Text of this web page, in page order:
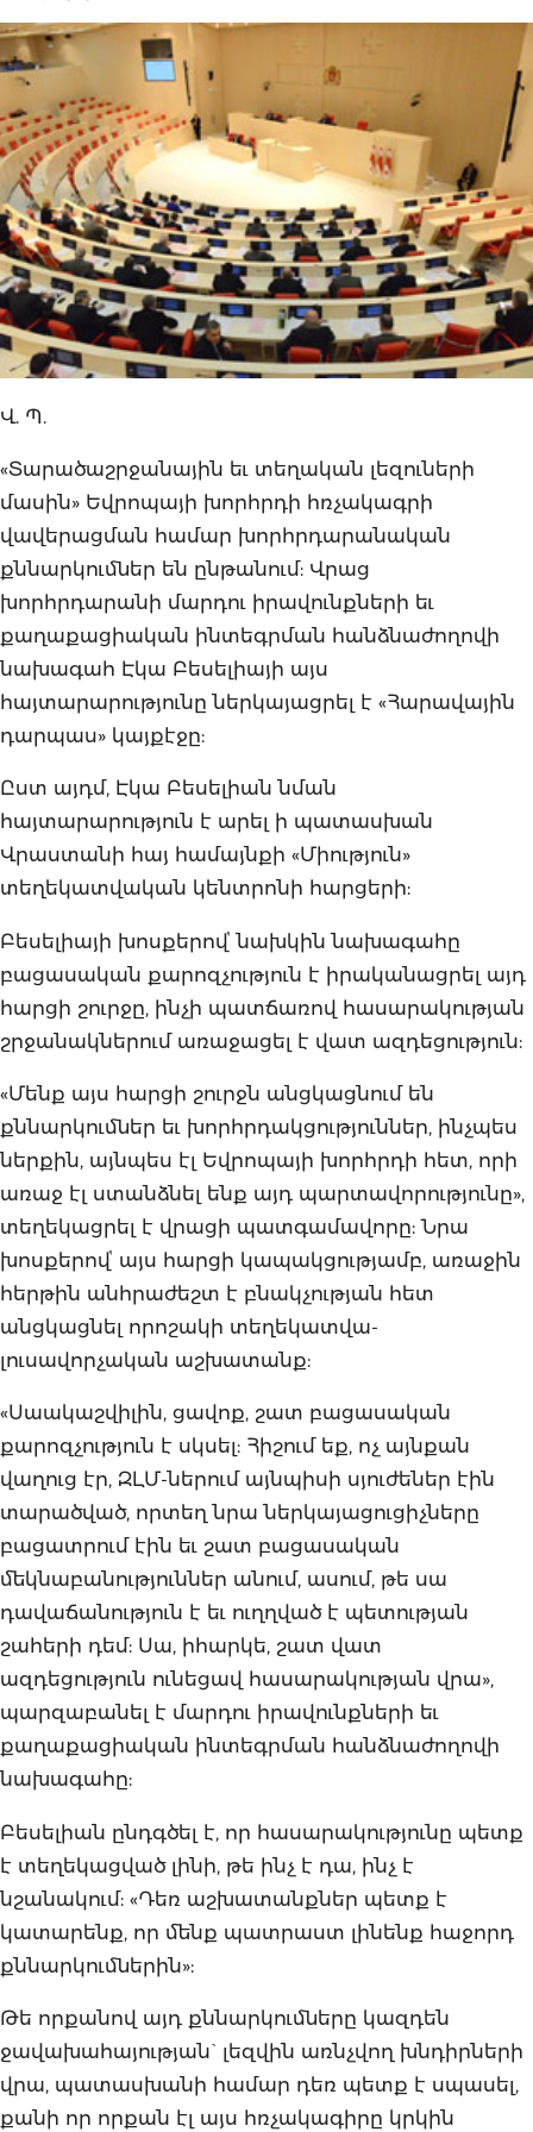
Վ. Պ.
«Տարածաշրջանային եւ տեղական լեզուների
մասին» Եվրոպայի խորհրդի հռչակագրի
վավերացման համար խորհրդարանական
քննարկումներ են ընթանում: Վրաց
խորհրդարանի մարդու իրավունքների եւ
քաղաքացիական ինտեգրման հանձնաժողովի
նախագահ Էկա Բեսելիայի այս
հայտարարությունը ներկայացրել է «Հարավային
դարպաս» կայքէջը:
Ըստ այդմ, Էկա Բեսելիան նման
հայտարարություն է արել ի պատասխան
Վրաստանի հայ համայնքի «Միություն»
տեղեկատվական կենտրոնի հարցերի:
Բեսելիայի խոսքերովՙ նախկին նախագահը
բացասական քարոզչություն է իրականացրել այդ
հարցի շուրջը, ինչի պատճառով հասարակության
շրջանակներում առաջացել է վատ ազդեցություն:
«Մենք այս հարցի շուրջն անցկացնում են
քննարկումներ եւ խորհրդակցություններ, ինչպես
ներքին, այնպես էլ Եվրոպայի խորհրդի հետ, որի
առաջ էլ ստանձնել ենք այդ պարտավորությունը»,
տեղեկացրել է վրացի պատգամավորը: Նրա
խոսքերովՙ այս հարցի կապակցությամբ, առաջին
հերթին անհրաժեշտ է բնակչության հետ
անցկացնել որոշակի տեղեկատվա-
լուսավորչական աշխատանք:
«Սաակաշվիլին, ցավոք, շատ բացասական
քարոզչություն է սկսել: Հիշում եք, ոչ այնքան
վաղուց էր, ԶԼՄ-ներում այնպիսի սյուժեներ էին
տարածված, որտեղ նրա ներկայացուցիչները
բացատրում էին եւ շատ բացասական
մեկնաբանություններ անում, ասում, թե սա
դավաճանություն է եւ ուղղված է պետության
շահերի դեմ: Սա, իհարկե, շատ վատ
ազդեցություն ունեցավ հասարակության վրա»,
պարզաբանել է մարդու իրավունքների եւ
քաղաքացիական ինտեգրման հանձնաժողովի
նախագահը:
Բեսելիան ընդգծել է, որ հասարակությունը պետք
է տեղեկացված լինի, թե ինչ է դա, ինչ է
նշանակում: «Դեռ աշխատանքներ պետք է
կատարենք, որ մենք պատրաստ լինենք հաջորդ
քննարկումներին»:
Թե որքանով այդ քննարկումները կազդեն
ջավախահայության` լեզվին առնչվող խնդիրների
վրա, պատասխանի համար դեռ պետք է սպասել,
քանի որ որքան էլ այս հռչակագիրը կրկին